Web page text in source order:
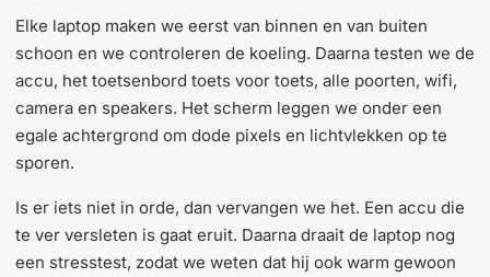
Elke laptop maken we eerst van binnen en van buiten
schoon en we controleren de koeling. Daarna testen we de
accu, het toetsenbord toets voor toets, alle poorten, wifi,
camera en speakers. Het scherm leggen we onder een
egale achtergrond om dode pixels en lichtvlekken op te
sporen.
Is er iets niet in orde, dan vervangen we het. Een accu die
te ver versleten is gaat eruit. Daarna draait de laptop nog
een stresstest, zodat we weten dat hij ook warm gewoon